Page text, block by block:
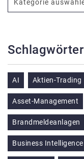
Schlagwörter
AI Aktien-Trading
Asset-Management
Brandmeldeanlagen
Business Intelligence